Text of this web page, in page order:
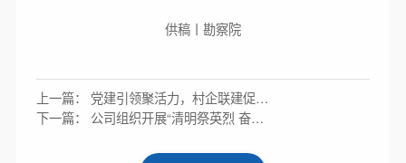
供稿丨勘察院
上一篇： 党建引领聚活力，村企联建促发
展
下一篇： 公司组织开展“清明祭英烈 奋斗